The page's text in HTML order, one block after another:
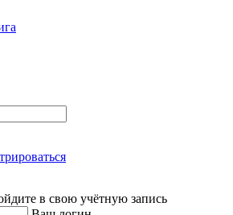
в свою учётную запись